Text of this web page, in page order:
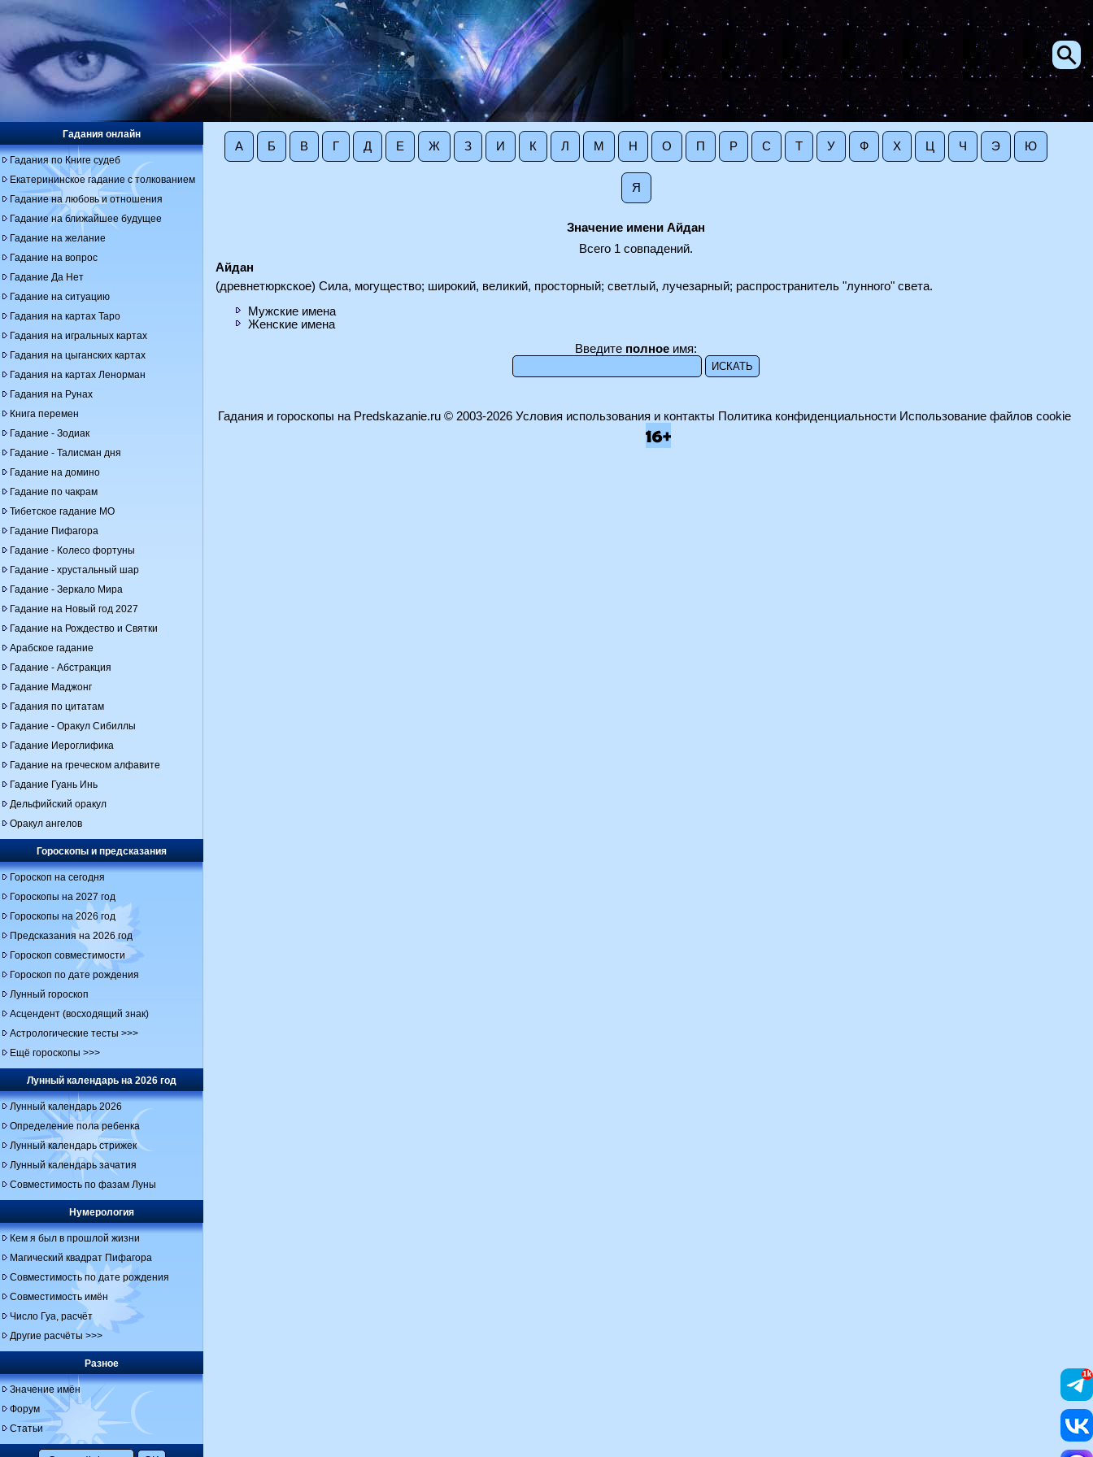
А Б В Г Д Е Ж З И К Л М Н О П Р С Т У Ф Х Ц Ч Э Ю
Я
Значение имени Айдан
Всего 1 совпадений.
Айдан
(древнетюркское) Сила, могущество; широкий, великий, просторный; светлый, лучезарный; распространитель "лунного" света.
Мужские имена
Женские имена
Введите полное имя:
Гадания онлайн
Гадания по Книге судеб
Екатерининское гадание с толкованием
Гадание на любовь и отношения
Гадание на ближайшее будущее
Гадание на желание
Гадание на вопрос
Гадание Да Нет
Гадание на ситуацию
Гадания на картах Таро
Гадания на игральных картах
Гадания на цыганских картах
Гадания на картах Ленорман
Гадания на Рунах
Книга перемен
Гадание - Зодиак
Гадание - Талисман дня
Гадание на домино
Гадание по чакрам
Тибетское гадание МО
Гадание Пифагора
Гадание - Колесо фортуны
Гадание - хрустальный шар
Гадание - Зеркало Мира
Гадание на Новый год 2027
Гадание на Рождество и Святки
Арабское гадание
Гадание - Абстракция
Гадание Маджонг
Гадания по цитатам
Гадание - Оракул Сибиллы
Гадание Иероглифика
Гадание на греческом алфавите
Гадание Гуань Инь
Дельфийский оракул
Оракул ангелов
Гороскопы и предсказания
Гороскоп на сегодня
Гороскопы на 2027 год
Гороскопы на 2026 год
Предсказания на 2026 год
Гороскоп совместимости
Гороскоп по дате рождения
Лунный гороскоп
Асцендент (восходящий знак)
Астрологические тесты >>>
Ещё гороскопы >>>
Лунный календарь на 2026 год
Лунный календарь 2026
Определение пола ребенка
Лунный календарь стрижек
Лунный календарь зачатия
Совместимость по фазам Луны
Нумерология
Кем я был в прошлой жизни
Магический квадрат Пифагора
Совместимость по дате рождения
Совместимость имён
Число Гуа, расчёт
Другие расчёты >>>
Разное
Значение имён
Форум
Статьи
Гадания и гороскопы на Predskazanie.ru© 2003-2026 Условия использования и контакты Политика конфиденциальности Использование файлов cookie